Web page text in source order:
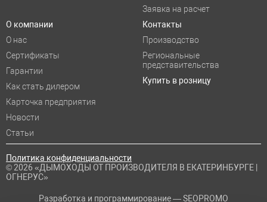
Политика конфиденциальности
© 2026 «ДЫМОХОДЫ ОТ ПРОИЗВОДИТЕЛЯ В ЕКАТЕРИНБУРГЕ |
ОГНЕРУС»
Разработка и программирование —SEOPROMO
Заявка на расчет
О компании
О нас
Сертификаты
Гарантии
Как стать дилером
Карточка предприятия
Новости
Статьи
Контакты
Производство
Региональные
представительства
Купить в розницу